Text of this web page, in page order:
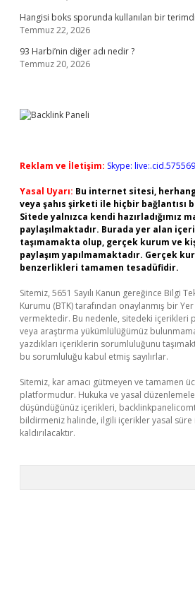
Hangisi boks sporunda kullanılan bir
Temmuz 22, 2026
93 Harbi’nin diğer adı nedir ?
Temmuz 20, 2026
Reklam ve İletişim: Skype:
Yasal Uyarı: Bu internet sitesi,
veya şahıs şirketi ile hiçbir bağlantısı
Sitede yalnızca kendi hazırladığımız
paylaşılmaktadır. Burada yer alan
taşımamakta olup, gerçek kurum ve
paylaşım yapılmamaktadır. Gerçek
benzerlikleri tamamen tesadüfidir.
Sitemiz, 5651 Sayılı Kanun gereğince Bilgi
Kurumu (BTK) tarafından onaylanmış bir
vermektedir. Bu nedenle, sitedeki içerikleri
veya araştırma yükümlülüğümüz
yazdıkları içeriklerin sorumluluğunu
bu sorumluluğu kabul etmiş sayılırlar.
Sitemiz, kar amacı gütmeyen ve tamamen
platformudur. Hukuka ve yasal
düşündüğünüz içerikleri,
bildirmeniz halinde, ilgili içerikler yasal
kaldırılacaktır.